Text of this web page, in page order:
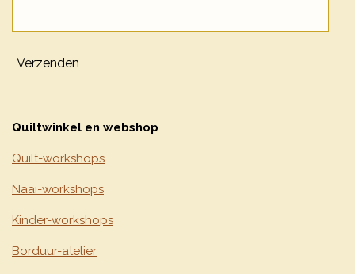
Verzenden
Quiltwinkel en webshop
Quilt-workshops
Naai-workshops
Kinder-workshops
Borduur-atelier